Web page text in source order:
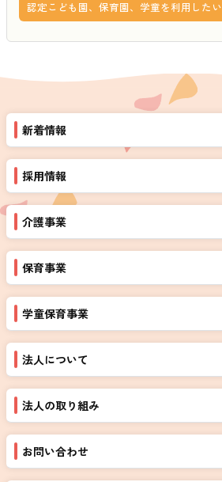
認定こども園、保育園、学童を利用したい
新着情報
採用情報
介護事業
保育事業
学童保育事業
法人について
法人の取り組み
お問い合わせ